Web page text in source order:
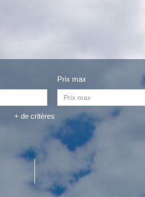
Prix max
+ de critères